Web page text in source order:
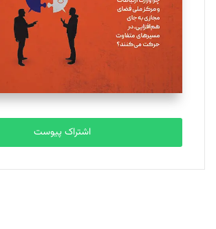
ملینا جعفری
تحریریه
مصطفی مسجدی آرانی
تحریریه
بابک نقاش
تحریریه
اشتراک پیوست